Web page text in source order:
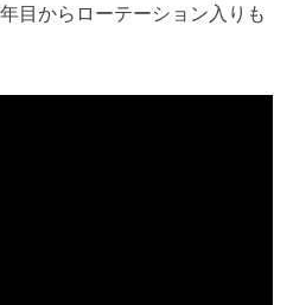
目からローテーション入りも